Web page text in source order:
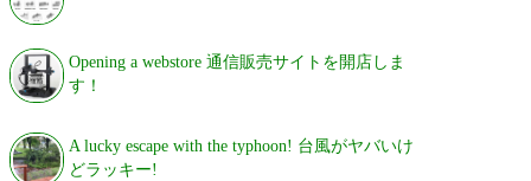
Opening a webstore 通信販売サイトを開店しま
す！
A lucky escape with the typhoon! 台風がヤバいけ
どラッキー!